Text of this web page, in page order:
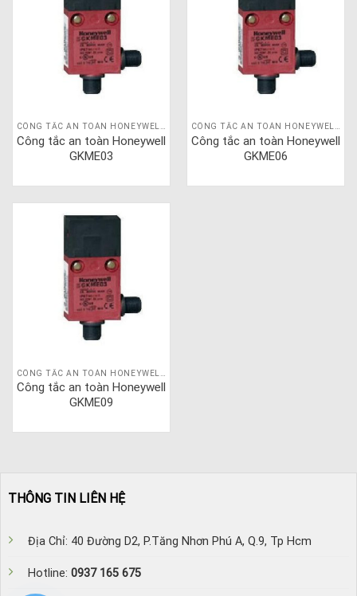
CÔNG TẮC AN TOÀN HONEYWELL GKM
Công tắc an toàn Honeywell
GKME03
CÔNG TẮC AN TOÀN HONEYWELL GKM
Công tắc an toàn Honeywell
GKME06
Công tắc an toàn Honeywell
GKME09
THÔNG TIN LIÊN HỆ
Địa Chỉ: 40 Đường D2, P.Tăng Nhơn Phú A, Q.9, Tp Hcm
Hotline: 0937 165 675